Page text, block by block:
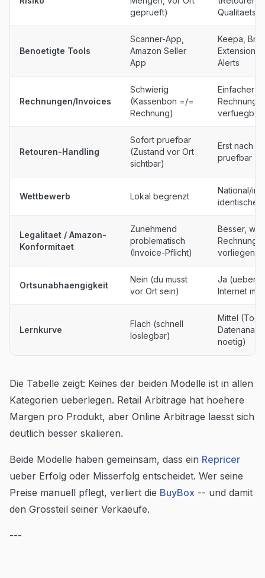
geprueft)
Benoetigte Tools
Scanner-App,
Amazon Seller
App
Keepa,
Extensions,
Alerts
Rechnungen/Invoices
Schwierig
(Kassenbon =/=
Rechnung)
Einfacher
verfuegbar)
Retouren-Handling
Sofort pruefbar
(Zustand vor Ort
sichtbar)
Erst nach
pruefbar
Wettbewerb Lokal begrenzt
National/
identische
Legalitaet / Amazon-
Konformitaet
Zunehmend
problematisch
(Invoice-Pflicht)
Besser,
vorliegen
Ortsunabhaengigkeit
Nein (du musst
vor Ort sein)
Ja
Internet
Lernkurve
Flach (schnell
loslegbar)
Mittel
noetig)
Die Tabelle zeigt: Keines der beiden Modelle ist in allen
Kategorien ueberlegen. Retail Arbitrage hat hoehere
Margen pro Produkt, aber Online Arbitrage laesst sich
deutlich besser skalieren.
Beide Modelle haben gemeinsam, dass ein Repricer
ueber Erfolg oder Misserfolg entscheidet. Wer seine
Preise manuell pflegt, verliert die BuyBox -- und damit
den Grossteil seiner Verkaeufe.
---